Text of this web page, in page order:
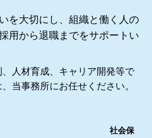
を大切にし、組織と働く人の
用から退職までをサポートい
人材育成、キャリア開発等で
当事務所にお任せください。
社会保